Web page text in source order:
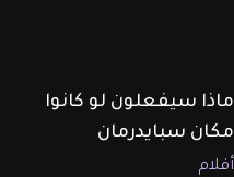
ماذا سيفعلون لو كانوا
مكان سبايدرمان
أفلام